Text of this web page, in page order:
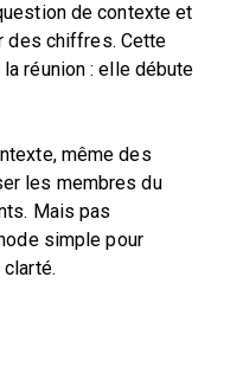
de contexte et
des chiffres. Cette
réunion : elle débute
même des
les membres du
Mais pas
simple pour